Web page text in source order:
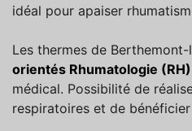
idéal pour apaiser
Les thermes de
orientés Rhumatologie
médical. Possibilité de
respiratoires et de